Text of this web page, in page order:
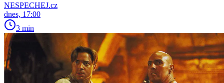
NESPECHEJ.cz
dnes, 17:00
3 min